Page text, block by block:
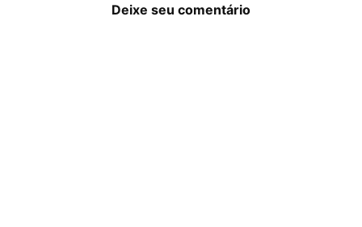
Deixe seu comentário